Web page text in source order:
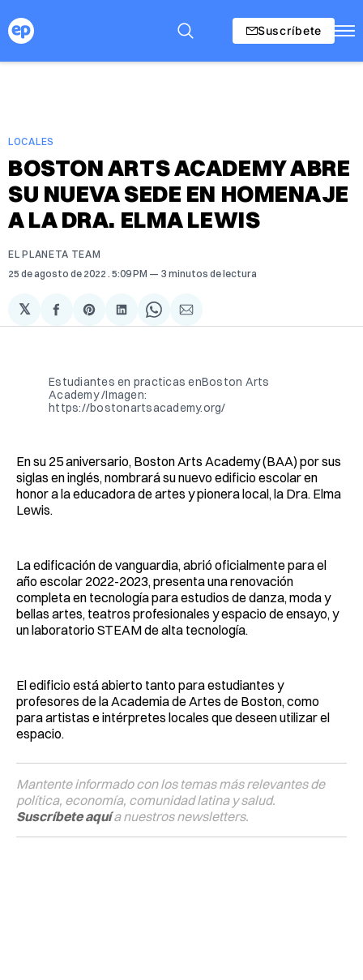
Suscríbete
LOCALES
BOSTON ARTS ACADEMY ABRE
SU NUEVA SEDE EN HOMENAJE
A LA DRA. ELMA LEWIS
EL PLANETA TEAM
25 de agosto de 2022 . 5:09 PM 3 minutos de lectura
𝕏
Compartir
en
Share
on
Compartir
en
Share
on
Compartir
via
Estudiantes en practicas enBoston Arts
Academy /Imagen:
https://bostonartsacademy.org/
En su 25 aniversario, Boston Arts Academy (BAA) por sus
siglas en inglés, nombrará su nuevo edificio escolar en
honor a la educadora de artes y pionera local, la Dra. Elma
Lewis.
La edificación de vanguardia, abrió oficialmente para el
año escolar 2022-2023, presenta una renovación
completa en tecnología para estudios de danza, moda y
bellas artes, teatros profesionales y espacio de ensayo, y
un laboratorio STEAM de alta tecnología.
El edificio está abierto tanto para estudiantes y
profesores de la Academia de Artes de Boston, como
para artistas e intérpretes locales que deseen utilizar el
espacio.
Mantente informado con los temas más relevantes de
política, economía, comunidad latina y salud.
Suscríbete aquía nuestros newsletters.